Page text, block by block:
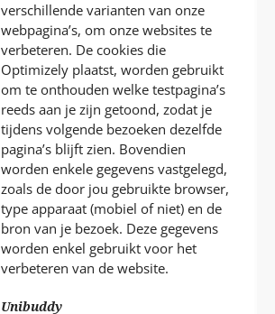
verschillende varianten van onze
webpagina’s, om onze websites te
verbeteren. De cookies die
Optimizely plaatst, worden gebruikt
om te onthouden welke testpagina’s
reeds aan je zijn getoond, zodat je
tijdens volgende bezoeken dezelfde
pagina’s blijft zien. Bovendien
worden enkele gegevens vastgelegd,
zoals de door jou gebruikte browser,
type apparaat (mobiel of niet) en de
bron van je bezoek. Deze gegevens
worden enkel gebruikt voor het
verbeteren van de website.
Unibuddy